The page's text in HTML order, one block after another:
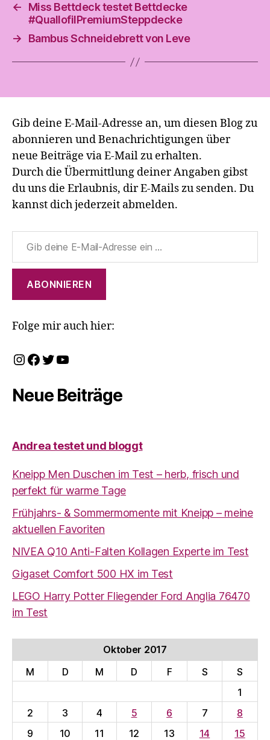
←
Miss Bettdeck testet Bettdecke
#QuallofilPremiumSteppdecke
→
Bambus Schneidebrett von Leve
Gib deine E-Mail-Adresse an, um diesen Blog zu
abonnieren und Benachrichtigungen über
neue Beiträge via E-Mail zu erhalten.
Durch die Übermittlung deiner Angaben gibst
du uns die Erlaubnis, dir E-Mails zu senden. Du
kannst dich jederzeit abmelden.
Gib deine E-Mail-Adresse ein ...
ABONNIEREN
Folge mir auch hier:
Instagram
Facebook
Twitter
YouTube
Neue Beiträge
Andrea testet und bloggt
Kneipp Men Duschen im Test – herb, frisch und
perfekt für warme Tage
Frühjahrs- & Sommermomente mit Kneipp – meine
aktuellen Favoriten
NIVEA Q10 Anti-Falten Kollagen Experte im Test
Gigaset Comfort 500 HX im Test
LEGO Harry Potter Fliegender Ford Anglia 76470
im Test
Oktober 2017
M
D M D F S
S
1
2
3 4 5 6 7
8
9
10 11 12 13 14 15